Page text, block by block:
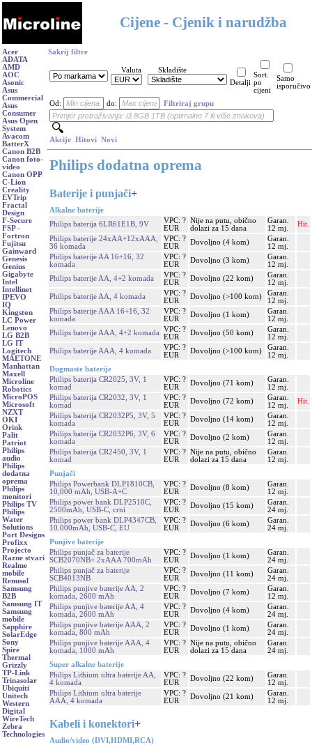
Cijene - Cjenik i narudžba
Acer
ADATA
AMD
AOC
Asonic
Asus
Commercial
Asus
Consumer
Asus Open
System
Avacom
BatterX
Canon B2B
Canon foto-
video
Canon OPP
C-Lion
Creality
EVTrip
Fractal
Design
F-Secure
FSP -
Fortron
Fujitsu
Gainward
Genesis
Genius
Gigabyte
Intel
Intellinet
IPEVO
IQ
Kingston
LC Power
Lenovo
LG B2B
LG IT
Logitech
MAETONE
Manhattan
Maxell
Microline
Robotics
MicroPOS
Microsoft
NZXT
OKI
Orink
Palit
Patriot
Philips
audio
Philips
dodatna
oprema
Philips
monitori
Philips TV
Philips
Water
Solutions
Port Designs
Profixx
Projecto
Razne stvari
Realme
mobile
Renusol
Samsung
B2B
Samsung IT
Samsung
mobile
Sapphire
SolarEdge
Sony
Spire
Thermal
Grizzly
TP-Link
Trinasolar
Ubiquiti
Unitech
Western
Digital
WireTech
Zebra
Technologies
Sakrij filtre
Valuta
Skladište
Detalji
Sort.
po
cijeni
Samo
isporučivo
Od: do: Filtriraj grupu
Akcije Hitovi Novi
Philips dodatna oprema
Baterije i punjači+
Alkalne baterije
Philips baterija 6LR61E1B, 9V
VPC: ?
EUR
Nije na putu, obično
dolazi za 15 dana
Garan.
12 mj.
Hit.
Philips baterije 24xAA+12xAAA,
36 komada
VPC: ?
EUR
Dovoljno (4 kom)
Garan.
12 mj.
Philips baterije AA 16+16, 32
komada
VPC: ?
EUR
Dovoljno (3 kom)
Garan.
12 mj.
Philips baterije AA, 4+2 komada
VPC: ?
EUR
Dovoljno (22 kom)
Garan.
12 mj.
Philips baterije AA, 4 komada
VPC: ?
EUR
Dovoljno (>100 kom)
Garan.
12 mj.
Philips baterije AAA 16+16, 32
komada
VPC: ?
EUR
Dovoljno (1 kom)
Garan.
12 mj.
Philips baterije AAA, 4+2 komada
VPC: ?
EUR
Dovoljno (50 kom)
Garan.
12 mj.
Philips baterije AAA, 4 komada
VPC: ?
EUR
Dovoljno (>100 kom)
Garan.
12 mj.
Dugmaste baterije
Philips baterija CR2025, 3V, 1
komad
VPC: ?
EUR
Dovoljno (71 kom)
Garan.
12 mj.
Philips baterija CR2032, 3V, 1
komad
VPC: ?
EUR
Dovoljno (72 kom)
Garan.
12 mj.
Hit.
Philips baterija CR2032P5, 3V, 5
komada
VPC: ?
EUR
Dovoljno (14 kom)
Garan.
12 mj.
Philips baterija CR2032P6, 3V, 6
komada
VPC: ?
EUR
Dovoljno (2 kom)
Garan.
12 mj.
Philips baterija CR2450, 3V, 1
komad
VPC: ?
EUR
Nije na putu, obično
dolazi za 15 dana
Garan.
12 mj.
Punjači
Philips Powerbank DLP1810CB,
10,000 mAh, USB-A+C
VPC: ?
EUR
Dovoljno (8 kom)
Garan.
12 mj.
Philips power bank DLP2510C,
2500mAh, USB-C, crni
VPC: ?
EUR
Dovoljno (15 kom)
Garan.
24 mj.
Philips power bank DLP4347CB,
10.000mAh, USB-C, EU
VPC: ?
EUR
Dovoljno (6 kom)
Garan.
24 mj.
Punjive baterije
Philips punjač za baterije
SCB2070NB+ 2xAAA 700mAh
VPC: ?
EUR
Dovoljno (1 kom)
Garan.
24 mj.
Philips punjač za baterije
SCB4013NB
VPC: ?
EUR
Dovoljno (11 kom)
Garan.
24 mj.
Philips punjive baterije AA, 2
komada, 2600 mAh
VPC: ?
EUR
Dovoljno (7 kom)
Garan.
12 mj.
Philips punjive baterije AA, 4
komada, 2600 mAh
VPC: ?
EUR
Dovoljno (4 kom)
Garan.
24 mj.
Philips punjive baterije AAA, 2
komada, 800 mAh
VPC: ?
EUR
Dovoljno (1 kom)
Garan.
24 mj.
Philips punjive baterije AAA, 4
komada, 1000 mAh
VPC: ?
EUR
Nije na putu, obično
dolazi za 15 dana
Garan.
24 mj.
Super alkalne baterije
Philips Lithium ultra baterije AA,
4 komada
VPC: ?
EUR
Dovoljno (22 kom)
Garan.
12 mj.
Philips Lithium ultra baterije
AAA, 4 komada
VPC: ?
EUR
Dovoljno (21 kom)
Garan.
12 mj.
Kabeli i konektori+
Audio/video (DVI,HDMI,RCA)